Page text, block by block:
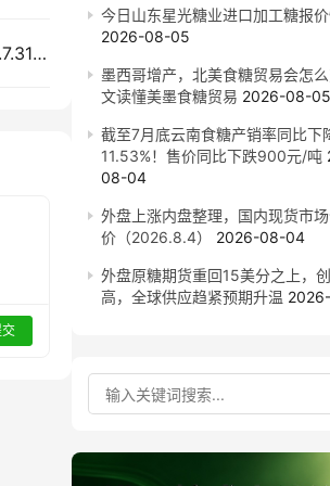
盘面继续小幅下跌 今日全国各地现货糖价（2026.7.31）
今日山东星光糖业进口加工糖报
2026-08-05
墨西哥增产，北美食糖贸易会怎
文读懂美墨食糖贸易 2026-08-05
截至7月底云南食糖产销率同比下
11.53%！售价同比下跌900元/吨
08-04
外盘上涨内盘整理，国内现货市
价（2026.8.4）
2026-08-04
外盘原糖期货重回15美分之上，
高，全球供应趋紧预期升温